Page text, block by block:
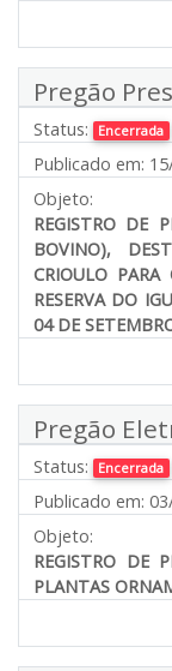
Pregão
Status: Encerrada
Publicado em:
Objeto:
REGISTRO DE
BOVINO),
CRIOULO
RESERVA DO
04 DE
Pregão
Status: Encerrada
Publicado em:
Objeto:
REGISTRO DE
PLANTAS